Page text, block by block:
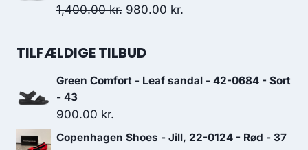
var:
er:
1,400.00kr. Den
pris
1,400.00 kr..
980.00 kr.
980.00 kr..
TILFÆLDIGE TILBUD
Green Comfort - Leaf sandal - 42-0684 - Sort
- 43
900.00 kr.
Copenhagen Shoes - Jill, 22-0124 - Rød - 37